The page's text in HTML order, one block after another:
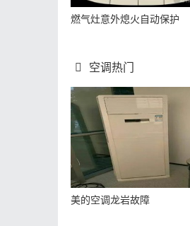
燃气灶意外熄火自动保护
空调热门
美的空调龙岩故障